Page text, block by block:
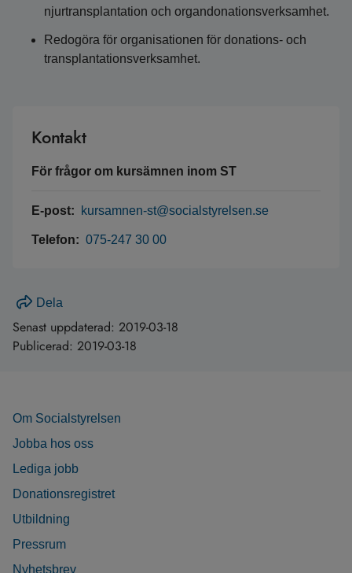
njurtransplantation och organdonationsverksamhet.
Redogöra för organisationen för donations- och
transplantationsverksamhet.
Kontakt
För frågor om kursämnen inom ST
E-post: kursamnen-st@socialstyrelsen.se
Telefon: 075-247 30 00
Dela
Senast uppdaterad: 2019-03-18
Publicerad: 2019-03-18
Om Socialstyrelsen
Jobba hos oss
Lediga jobb
Donationsregistret
Utbildning
Pressrum
Nyhetsbrev